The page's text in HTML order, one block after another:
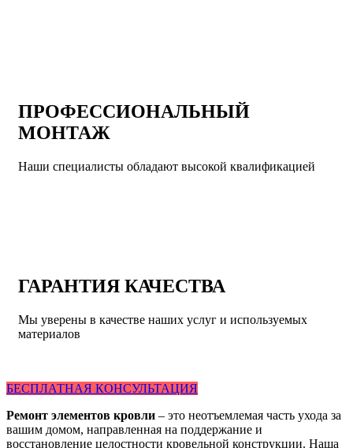
ПРОФЕССИОНАЛЬНЫЙ
МОНТАЖ
Наши специалисты обладают высокой квалификацией
ГАРАНТИЯ КАЧЕСТВА
Мы уверены в качестве наших услуг и используемых
материалов
БЕСПЛАТНАЯ КОНСУЛЬТАЦИЯ
Ремонт элементов кровли – это неотъемлемая часть ухода за
вашим домом, направленная на поддержание и
восстановление целостности кровельной конструкции. Наша